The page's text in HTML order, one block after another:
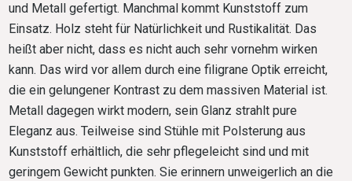
und Metall gefertigt. Manchmal kommt Kunststoff zum
Einsatz. Holz steht für Natürlichkeit und Rustikalität. Das
heißt aber nicht, dass es nicht auch sehr vornehm wirken
kann. Das wird vor allem durch eine filigrane Optik erreicht,
die ein gelungener Kontrast zu dem massiven Material ist.
Metall dagegen wirkt modern, sein Glanz strahlt pure
Eleganz aus. Teilweise sind Stühle mit Polsterung aus
Kunststoff erhältlich, die sehr pflegeleicht sind und mit
geringem Gewicht punkten. Sie erinnern unweigerlich an die